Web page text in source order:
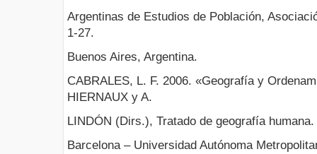
Argentinas de Estudios de Población,
1-27.
Buenos Aires, Argentina.
CABRALES, L. F. 2006. «Geografía y
HIERNAUX y A.
LINDÓN (Dirs.), Tratado de geografía
Barcelona – Universidad Autónoma